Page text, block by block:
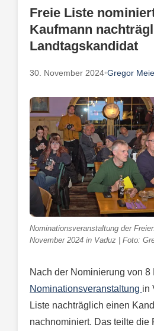
Freie Liste
Kaufmann
Landtagskandidat
30. November 2024•Gregor
Nominationsveranstaltung der
November 2024 in Vaduz | Foto:
Nach der Nominierung von
Nominationsveranstaltung in
Liste nachträglich einen
nachnominiert. Das teilte die